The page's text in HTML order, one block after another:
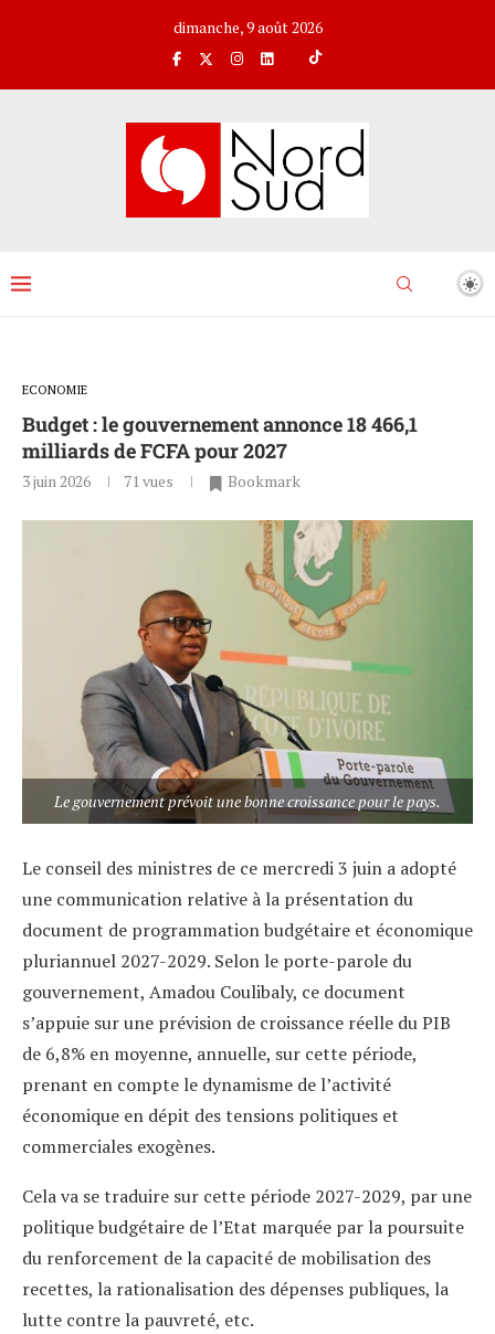
dimanche, 9 août 2026
ECONOMIE
Budget : le gouvernement annonce 18 466,1
milliards de FCFA pour 2027
3 juin 2026 71 vues Bookmark
Le gouvernement prévoit une bonne croissance pour le pays.
Le conseil des ministres de ce mercredi 3 juin a adopté
une communication relative à la présentation du
document de programmation budgétaire et économique
pluriannuel 2027-2029. Selon le porte-parole du
gouvernement, Amadou Coulibaly, ce document
s’appuie sur une prévision de croissance réelle du PIB
de 6,8% en moyenne, annuelle, sur cette période,
prenant en compte le dynamisme de l’activité
économique en dépit des tensions politiques et
commerciales exogènes.
Cela va se traduire sur cette période 2027-2029, par une
politique budgétaire de l’Etat marquée par la poursuite
du renforcement de la capacité de mobilisation des
recettes, la rationalisation des dépenses publiques, la
lutte contre la pauvreté, etc.